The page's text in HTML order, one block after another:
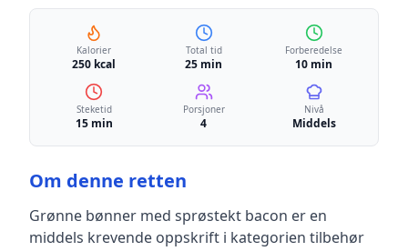
Kalorier
250 kcal
Total tid
25 min
Forberedelse
10 min
Steketid
15 min
Porsjoner
4
Nivå
Middels
Om denne retten
Grønne bønner med sprøstekt bacon er en
middels krevende oppskrift i kategorien tilbehør